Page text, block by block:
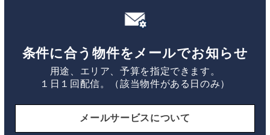
条件に合う物件をメールでお知らせ
用途、エリア、予算を指定できます。
１日１回配信。（該当物件がある日のみ）
メールサービスについて